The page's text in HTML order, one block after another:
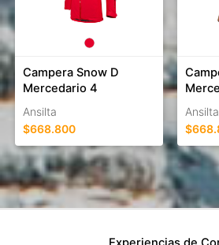
Campera Snow D
Mercedario 4
Ansilta
$668.800
Ansilta